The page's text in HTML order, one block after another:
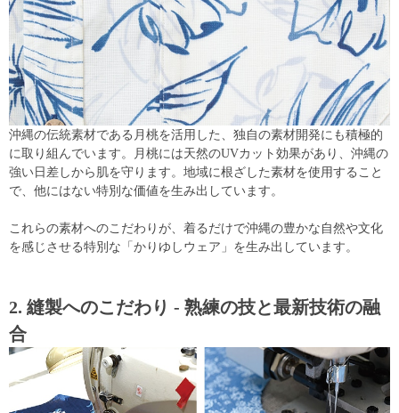
沖縄の伝統素材である月桃を活用した、独自の素材開発にも積極的
に取り組んでいます。月桃には天然のUVカット効果があり、沖縄の
強い日差しから肌を守ります。地域に根ざした素材を使用すること
で、他にはない特別な価値を生み出しています。
これらの素材へのこだわりが、着るだけで沖縄の豊かな自然や文化
を感じさせる特別な「かりゆしウェア」を生み出しています。
2. 縫製へのこだわり - 熟練の技と最新技術の融
合